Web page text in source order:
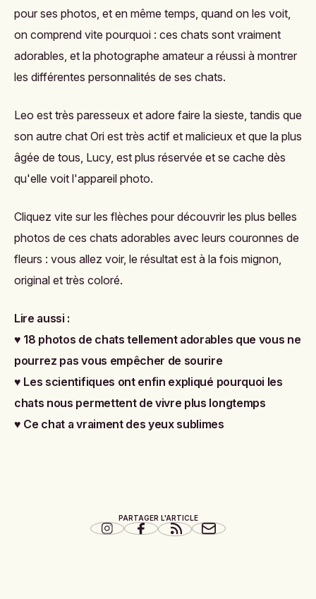
pour ses photos, et en même temps, quand on les voit,
on comprend vite pourquoi : ces chats sont vraiment
adorables, et la photographe amateur a réussi à montrer
les différentes personnalités de ses chats.
Leo est très paresseux et adore faire la sieste, tandis que
son autre chat Ori est très actif et malicieux et que la plus
âgée de tous, Lucy, est plus réservée et se cache dès
qu'elle voit l'appareil photo.
Cliquez vite sur les flèches pour découvrir les plus belles
photos de ces chats adorables avec leurs couronnes de
fleurs : vous allez voir, le résultat est à la fois mignon,
original et très coloré.
Lire aussi :
♥ 18 photos de chats tellement adorables que vous ne
pourrez pas vous empêcher de sourire
♥ Les scientifiques ont enfin expliqué pourquoi les
chats nous permettent de vivre plus longtemps
♥ Ce chat a vraiment des yeux sublimes
PARTAGER L'ARTICLE